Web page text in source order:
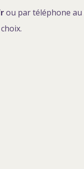
ou par téléphone au